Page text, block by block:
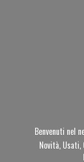
Benvenuti nel
Novità, Usati,